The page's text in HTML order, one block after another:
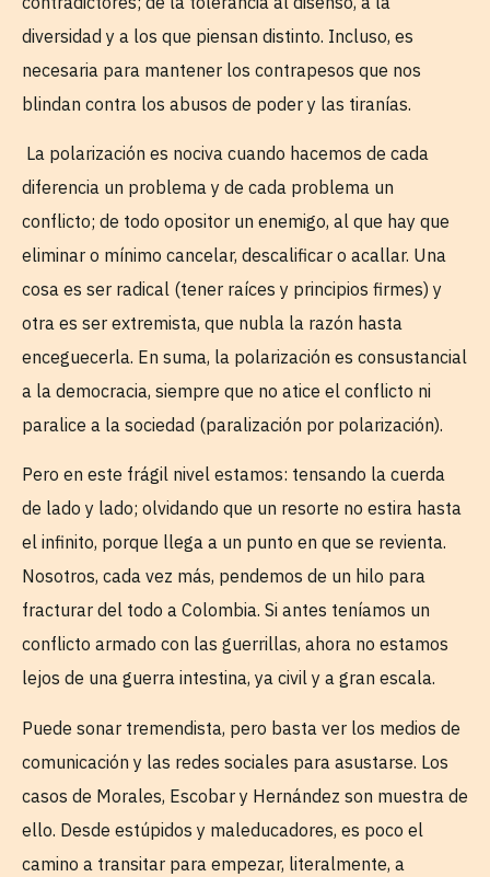
diversidad y a los que piensan distinto. Incluso, es
necesaria para mantener los contrapesos que nos
blindan contra los abusos de poder y las tiranías.
La polarización es nociva cuando hacemos de cada
diferencia un problema y de cada problema un
conflicto; de todo opositor un enemigo, al que hay que
eliminar o mínimo cancelar, descalificar o acallar. Una
cosa es ser radical (tener raíces y principios firmes) y
otra es ser extremista, que nubla la razón hasta
enceguecerla. En suma, la polarización es consustancial
a la democracia, siempre que no atice el conflicto ni
paralice a la sociedad (paralización por polarización).
Pero en este frágil nivel estamos: tensando la cuerda
de lado y lado; olvidando que un resorte no estira hasta
el infinito, porque llega a un punto en que se revienta.
Nosotros, cada vez más, pendemos de un hilo para
fracturar del todo a Colombia. Si antes teníamos un
conflicto armado con las guerrillas, ahora no estamos
lejos de una guerra intestina, ya civil y a gran escala.
Puede sonar tremendista, pero basta ver los medios de
comunicación y las redes sociales para asustarse. Los
casos de Morales, Escobar y Hernández son muestra de
ello. Desde estúpidos y maleducadores, es poco el
camino a transitar para empezar, literalmente, a